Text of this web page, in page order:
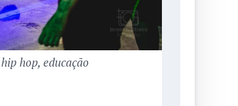
hop, educação